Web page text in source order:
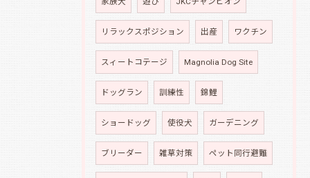
リラックスポジション 出産 ワクチン
スィートコテージ Magnolia Dog Site
ドッグラン 訓練性 錦鯉
ショードッグ 使役犬 ガーデニング
ブリーダー 雑草対策 ペット同行避難